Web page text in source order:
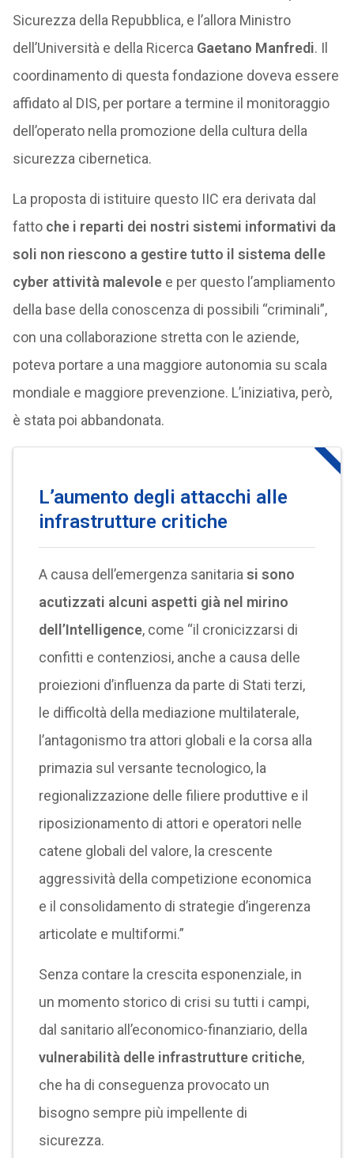
Sicurezza della Repubblica, e l’allora Ministro
dell’Università e della Ricerca Gaetano Manfredi. Il
coordinamento di questa fondazione doveva essere
affidato al DIS, per portare a termine il monitoraggio
dell’operato nella promozione della cultura della
sicurezza cibernetica.
La proposta di istituire questo IIC era derivata dal
fatto che i reparti dei nostri sistemi informativi da
soli non riescono a gestire tutto il sistema delle
cyber attività malevolee per questo l’ampliamento
della base della conoscenza di possibili “criminali”,
con una collaborazione stretta con le aziende,
poteva portare a una maggiore autonomia su scala
mondiale e maggiore prevenzione. L’iniziativa, però,
è stata poi abbandonata.
L’aumento degli attacchi alle
infrastrutture critiche
A causa dell’emergenza sanitaria si sono
acutizzati alcuni aspetti già nel mirino
dell’Intelligence, come “il cronicizzarsi di
conf­itti e contenziosi, anche a causa delle
proiezioni d’in­fluenza da parte di Stati terzi,
le difficoltà della mediazione multilaterale,
l’antagonismo tra attori globali e la corsa alla
primazia sul versante tecnologico, la
regionalizzazione delle filiere produttive e il
riposizionamento di attori e operatori nelle
catene globali del valore, la crescente
aggressività della competizione economica
e il consolidamento di strategie d’ingerenza
articolate e multiformi.”
Senza contare la crescita esponenziale, in
un momento storico di crisi su tutti i campi,
dal sanitario all’economico-finanziario, della
vulnerabilità delle infrastrutture critiche,
che ha di conseguenza provocato un
bisogno sempre più impellente di
sicurezza.